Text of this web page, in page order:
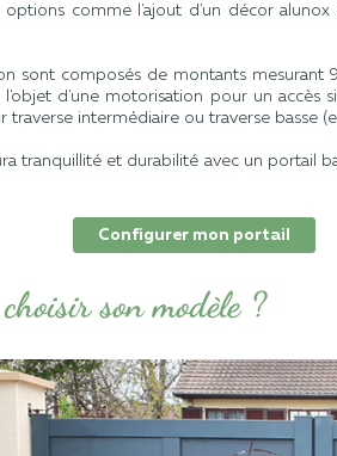
options comme l'ajout d'un décor
sont composés de montants
d'une motorisation pour un accès
intermédiaire ou traverse basse
tranquillité et durabilité avec un portail
Configurer mon portail
son modèle ?